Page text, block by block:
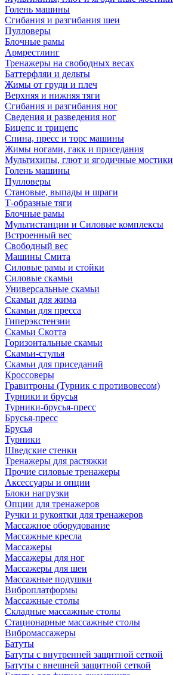
Голень машины
Сгибания и разгибания шеи
Пулловеры
Блочные рамы
Армрестлинг
Тренажеры на свободных весах
Баттерфляи и дельты
Жимы от груди и плеч
Верхняя и нижняя тяги
Сгибания и разгибания ног
Сведения и разведения ног
Бицепс и трицепс
Спина, пресс и торс машины
Жимы ногами, гакк и приседания
Мультихипы, глют и ягодичные мостики
Голень машины
Пулловеры
Становые, выпады и шраги
Т-образные тяги
Блочные рамы
Мультистанции и Силовые комплексы
Встроенный вес
Свободный вес
Машины Смита
Силовые рамы и стойки
Силовые скамьи
Универсальные скамьи
Скамьи для жима
Скамьи для пресса
Гиперэкстензии
Скамьи Скотта
Горизонтальные скамьи
Скамьи-стулья
Скамьи для приседаний
Кроссоверы
Гравитроны (Турник с противовесом)
Турники и брусья
Турники-брусья-пресс
Брусья-пресс
Брусья
Турники
Шведские стенки
Тренажеры для растяжки
Прочие силовые тренажеры
Аксессуары и опции
Блоки нагрузки
Опции для тренажеров
Ручки и рукоятки для тренажеров
Массажное оборудование
Массажные кресла
Массажеры
Массажеры для ног
Массажеры для шеи
Массажные подушки
Виброплатформы
Массажные столы
Складные массажные столы
Стационарные массажные столы
Вибромассажеры
Батуты
Батуты с внутренней защитной сеткой
Батуты с внешней защитной сеткой